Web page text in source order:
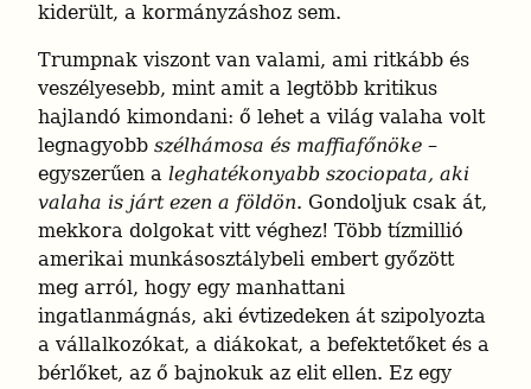
kiderült, a kormányzáshoz sem.
Trumpnak viszont van valami, ami ritkább és
veszélyesebb, mint amit a legtöbb kritikus
hajlandó kimondani: ő lehet a világ valaha volt
legnagyobb szélhámosa és maffiafőnöke –
egyszerűen a leghatékonyabb szociopata, aki
valaha is járt ezen a földön. Gondoljuk csak át,
mekkora dolgokat vitt véghez! Több tízmillió
amerikai munkásosztálybeli embert győzött
meg arról, hogy egy manhattani
ingatlanmágnás, aki évtizedeken át szipolyozta
a vállalkozókat, a diákokat, a befektetőket és a
bérlőket, az ő bajnokuk az elit ellen. Ez egy